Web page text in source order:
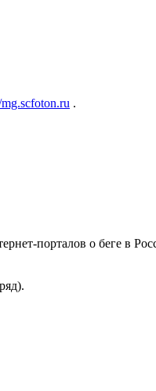
.
порталов о беге в